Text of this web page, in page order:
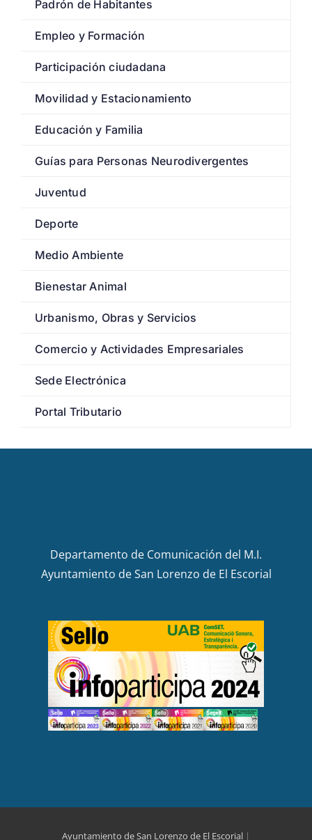
Padrón de Habitantes
Empleo y Formación
Participación ciudadana
Movilidad y Estacionamiento
Educación y Familia
Guías para Personas Neurodivergentes
Juventud
Deporte
Medio Ambiente
Bienestar Animal
Urbanismo, Obras y Servicios
Comercio y Actividades Empresariales
Sede Electrónica
Portal Tributario
Departamento de Comunicación del M.I.
Ayuntamiento de San Lorenzo de El Escorial
Ayuntamiento de San Lorenzo de El Escorial |